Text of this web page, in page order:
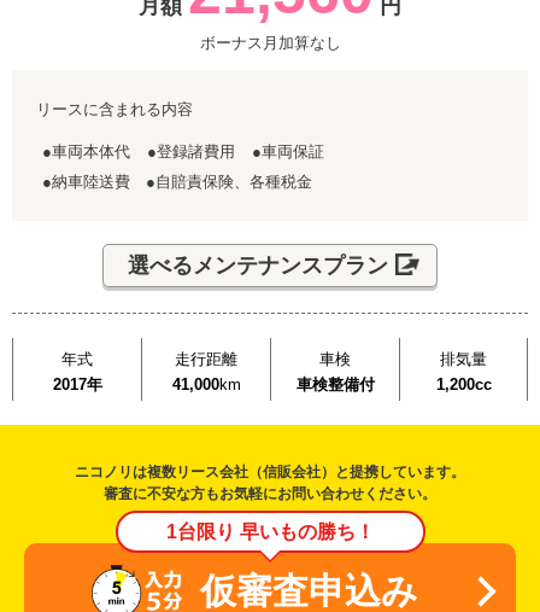
月額 円
ボーナス月加算なし
リースに含まれる内容
●車両本体代 ●登録諸費用
●車両保証
●納車陸送費 ●自賠責保険、各種税金
選べるメンテナンスプラン
年式
2017年
走行距離
41,000km
車検
車検整備付
排気量
1,200cc
ニコノリは複数リース会社（信販会社）と提携しています。
審査に不安な方もお気軽にお問い合わせください。
1台限り 早いもの勝ち！
仮審査申込み